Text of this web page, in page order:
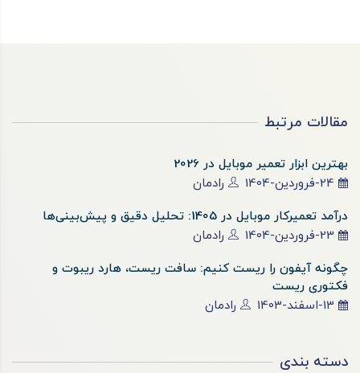
مقالات مرتبط
بهترین ابزار تعمیر موبایل در 2026
24-فروردین-1404
رادمان
درآمد تعمیرکار موبایل در 1405: تحلیل دقیق و پیش‌بینی‌ها
23-فروردین-1404
رادمان
چگونه آیفون را ریست کنیم: سافت ریست، هارد ریبوت و
فکتوری ریست
13-اسفند-1403
رادمان
دسته بندی